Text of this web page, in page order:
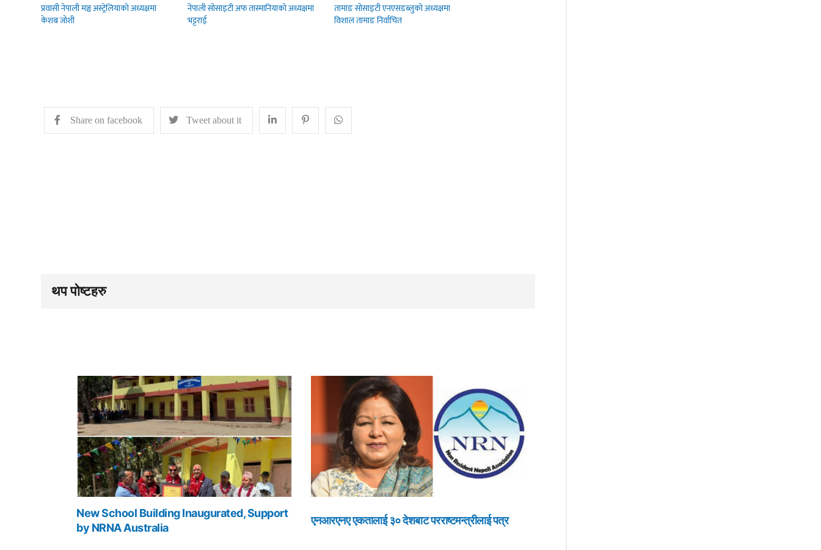
प्रवासी नेपाली मञ्च अस्ट्रेलियाको अध्यक्षमा
केशब जोशी
नेपाली सोसाइटी अफ तास्मानियाको अध्यक्षमा
भट्टराई
तामाङ सोसाइटी एनएसडब्लुको अध्यक्षमा
विशाल तामाङ निर्वाचित
Share on facebook Tweet about it
थप पोष्टहरु
New School Building Inaugurated, Support
by NRNA Australia
एनआरएनए एकतालाई ३० देशबाट परराष्टमन्त्रीलाई पत्र